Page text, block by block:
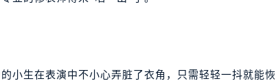
小生在表演中不小心弄脏了衣角，只需轻轻一抖就能恢